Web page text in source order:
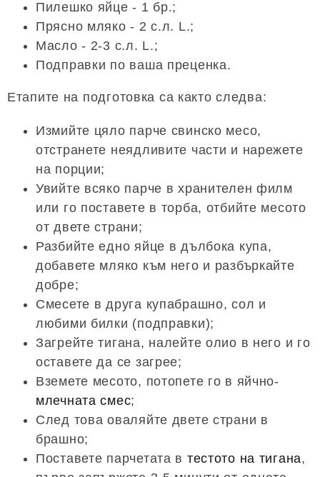
Пилешко яйце - 1 бр.;
Прясно мляко - 2 с.л. L.;
Масло - 2-3 с.л. L.;
Подправки по ваша преценка.
Етапите на подготовка са както следва:
Измийте цяло парче свинско месо,
отстранете неядливите части и нарежете
на порции;
Увийте всяко парче в хранителен филм
или го поставете в торба, отбийте месото
от двете страни;
Разбийте едно яйце в дълбока купа,
добавете мляко към него и разбъркайте
добре;
Смесете в друга купабрашно, сол и
любими билки (подправки);
Загрейте тигана, налейте олио в него и го
оставете да се загрее;
Вземете месото, потопете го в яйчно-
млечната смес;
След това оваляйте двете страни в
брашно;
Поставете парчетата в тестото на тигана,